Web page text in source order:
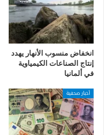
انخفاض منسوب الأنهار يهدد
إنتاج الصناعات الكيمياوية
في ألمانيا
أخبار صحفية